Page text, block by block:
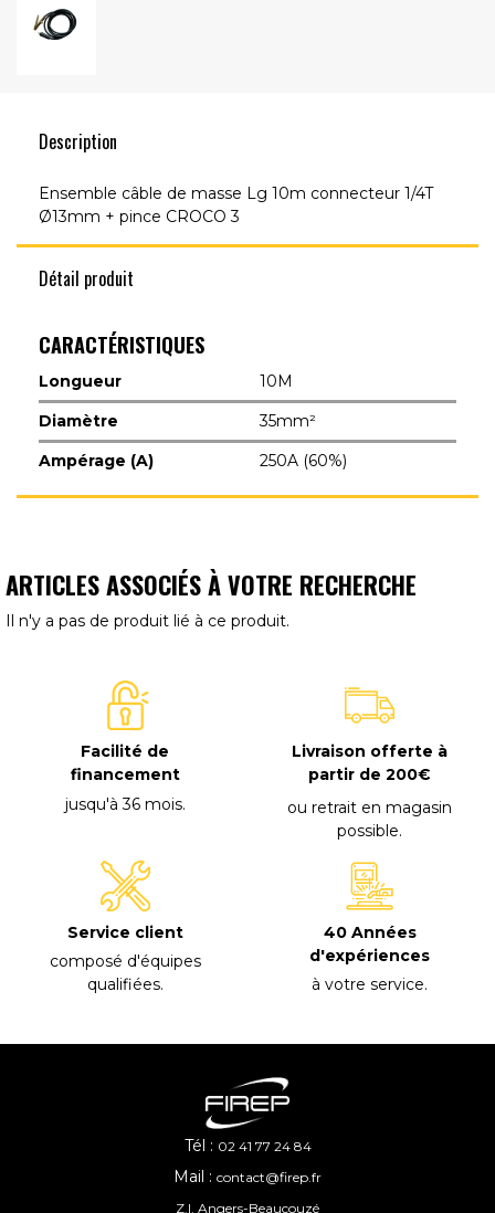
Description
Ensemble câble de masse Lg 10m connecteur 1/4T
Ø13mm + pince CROCO 3
Détail produit
CARACTÉRISTIQUES
Longueur
10M
Diamètre
35mm²
Ampérage (A)
250A (60%)
ARTICLES ASSOCIÉS À VOTRE RECHERCHE
Il n'y a pas de produit lié à ce produit.
Facilité de
financement
jusqu'à 36 mois.
Livraison offerte à
partir de 200€
ou retrait en magasin
possible.
Service client
composé d'équipes
qualifiées.
40 Années
d'expériences
à votre service.
Tél : 02 41 77 24 84
Mail : contact@firep.fr
Z.I. Angers-Beaucouzé